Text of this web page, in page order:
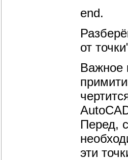
end.
от
Важное
Перед,
эти